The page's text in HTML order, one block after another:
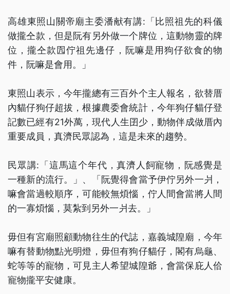
高雄東照山關帝廟主委潘献有講:「比照祖先的科儀
做攏仝款，但是阮有另外做一个牌位，這動物靈的牌
位，攏仝款囥佇祖先邊仔，阮嘛是用狗仔欲食的物
件，阮嘛是會用。」
東照山表示，今年攏總有三百外个主人報名，欲替厝
內貓仔狗仔超拔，根據農委會統計，今年狗仔貓仔登
記數已經有21外萬，現代人生囝少，動物伴成做厝內
重要成員，真濟民眾認為，這是未來的趨勢。
民眾講:「這馬這个年代，真濟人飼寵物，阮感覺是
一種新的流行。」、「阮覺得會當予伊佇另外一爿，
嘛會當過較順序，可能較無煩惱，佇人間會當將人間
的一寡煩惱，莫紮到另外一爿去。」
毋但有宮廟照顧動物往生的代誌，嘉義城隍廟，今年
嘛有替動物點光明燈，毋但有狗仔貓仔，閣有烏龜、
蛇等等的寵物，可見主人希望城隍爺，會當保庇人佮
寵物攏平安健康。